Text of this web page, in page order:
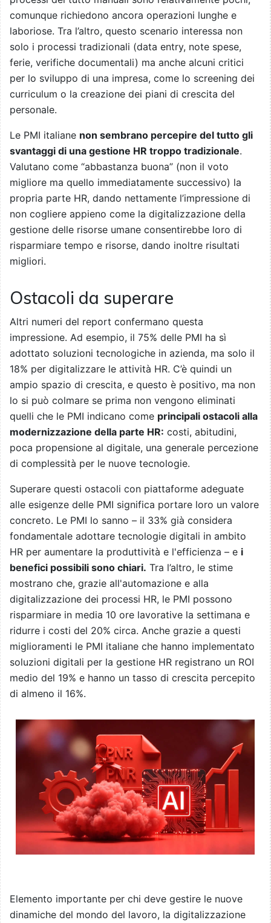
comunque richiedono ancora operazioni lunghe e
laboriose. Tra l’altro, questo scenario interessa non
solo i processi tradizionali (data entry, note spese,
ferie, verifiche documentali) ma anche alcuni critici
per lo sviluppo di una impresa, come lo screening dei
curriculum o la creazione dei piani di crescita del
personale.
Le PMI italiane non sembrano percepire del tutto gli
svantaggi di una gestione HR troppo tradizionale.
Valutano come “abbastanza buona” (non il voto
migliore ma quello immediatamente successivo) la
propria parte HR, dando nettamente l’impressione di
non cogliere appieno come la digitalizzazione della
gestione delle risorse umane consentirebbe loro di
risparmiare tempo e risorse, dando inoltre risultati
migliori.
Ostacoli da superare
Altri numeri del report confermano questa
impressione. Ad esempio, il 75% delle PMI ha sì
adottato soluzioni tecnologiche in azienda, ma solo il
18% per digitalizzare le attività HR. C’è quindi un
ampio spazio di crescita, e questo è positivo, ma non
lo si può colmare se prima non vengono eliminati
quelli che le PMI indicano come principali ostacoli alla
modernizzazione della parte HR: costi, abitudini,
poca propensione al digitale, una generale percezione
di complessità per le nuove tecnologie.
Superare questi ostacoli con piattaforme adeguate
alle esigenze delle PMI significa portare loro un valore
concreto. Le PMI lo sanno – il 33% già considera
fondamentale adottare tecnologie digitali in ambito
HR per aumentare la produttività e l'efficienza – e i
benefici possibili sono chiari. Tra l’altro, le stime
mostrano che, grazie all'automazione e alla
digitalizzazione dei processi HR, le PMI possono
risparmiare in media 10 ore lavorative la settimana e
ridurre i costi del 20% circa. Anche grazie a questi
miglioramenti le PMI italiane che hanno implementato
soluzioni digitali per la gestione HR registrano un ROI
medio del 19% e hanno un tasso di crescita percepito
di almeno il 16%.
Elemento importante per chi deve gestire le nuove
dinamiche del mondo del lavoro, la digitalizzazione